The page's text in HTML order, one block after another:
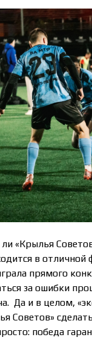
ли «Крылья
в
прямого
за ошибки
Да и в целом,
Советов»
победа